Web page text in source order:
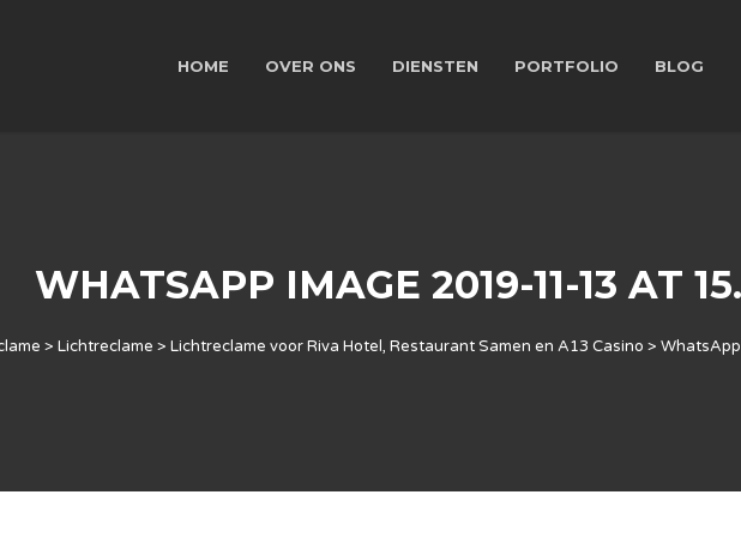
HOME OVER ONS DIENSTEN PORTFOLIO BLOG
WHATSAPP IMAGE 2019-11-13 AT
> Lichtreclame > Lichtreclame voor Riva Hotel, Restaurant Samen en A13 Casino >